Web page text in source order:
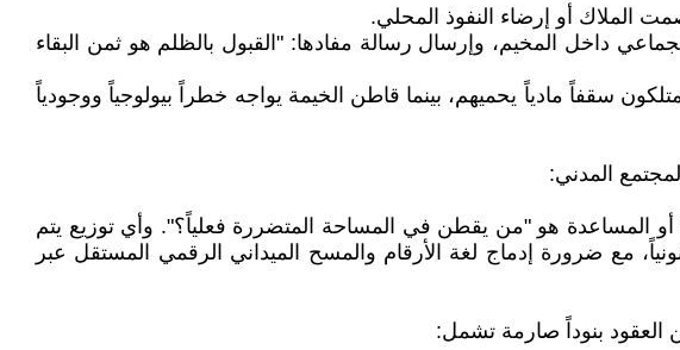
الملاك أو إرضاء النفوذ المحلي.
داخل المخيم، وإرسال رسالة مفادها: "القبول بالظلم هو ثمن البقاء
سقفاً مادياً يحميهم، بينما قاطن الخيمة يواجه خطراً بيولوجياً ووجودياً
المدني:
أو المساعدة هو "من يقطن في المساحة المتضررة فعلياً؟". وأي توزيع يتم
مع ضرورة إدماج لغة الأرقام والمسح الميداني الرقمي المستقل عبر
العقود بنوداً صارمة تشمل: